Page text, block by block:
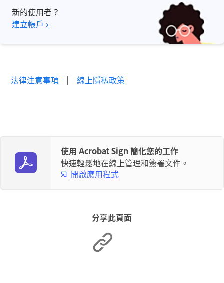
新的使用者？
建立帳戶 ›
法律注意事項 | 線上隱私政策
使用 Acrobat Sign 簡化您的工作
快速輕鬆地在線上管理和簽署文件。
開啟應用程式
分享此頁面